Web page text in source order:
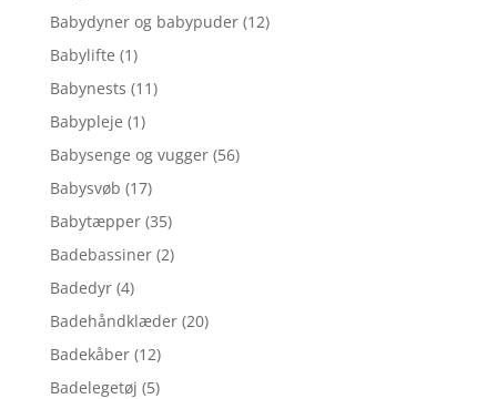
Babydyner og babypuder (12)
Babylifte (1)
Babynests (11)
Babypleje (1)
Babysenge og vugger (56)
Babysvøb (17)
Babytæpper (35)
Badebassiner (2)
Badedyr (4)
Badehåndklæder (20)
Badekåber (12)
Badelegetøj (5)